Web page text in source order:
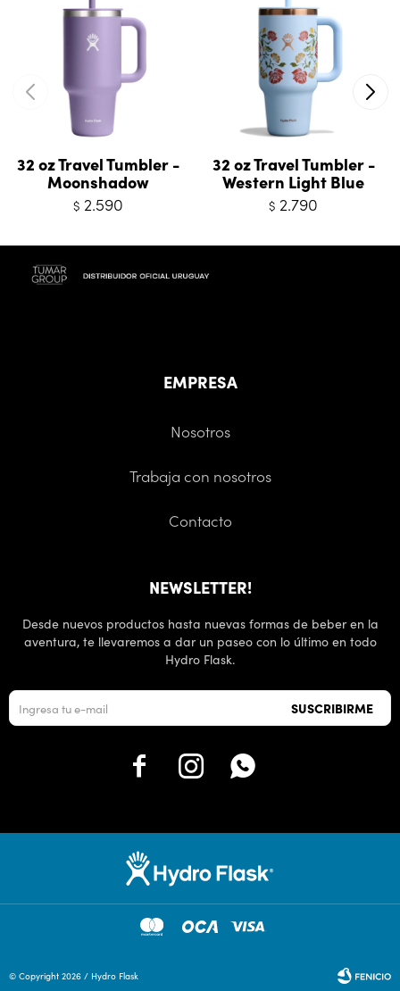
32 oz Travel Tumbler -
Moonshadow
$ 2.590
32 oz Travel Tumbler -
Western Light Blue
$ 2.790
EMPRESA
Nosotros
Trabaja con nosotros
Contacto
NEWSLETTER!
Desde nuevos productos hasta nuevas formas de beber en la
aventura, te llevaremos a dar un paseo con lo último en todo
Hydro Flask.
SUSCRIBIRME
  
© Copyright 2026 / Hydro Flask